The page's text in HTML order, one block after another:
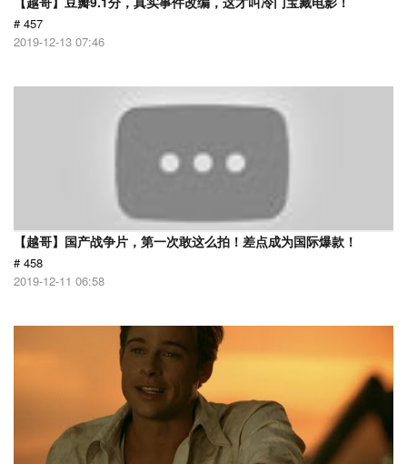
# 457
2019-12-13 07:46
【越哥】国产战争片，第一次敢这么拍！差点成为国际爆款！
# 458
2019-12-11 06:58